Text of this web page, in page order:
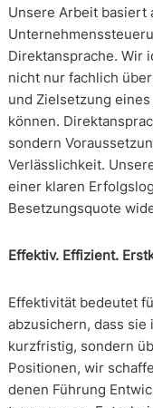
Unsere Arbeit basiert
Direktansprache. Wir
nicht nur fachlich
und Zielsetzung
können.
sondern
Verlässlichkeit.
einer klaren
Besetzungsquote
Effektiv. Effizient.
Effektivität bedeutet
abzusichern, dass
kurzfristig, sondern
Positionen, wir
denen Führung